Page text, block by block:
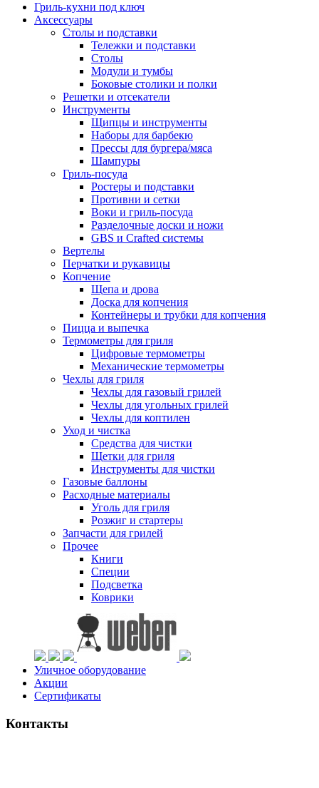
Гриль-кухни под ключ
Аксессуары
Столы и подставки
Тележки и подставки
Столы
Модули и тумбы
Боковые столики и полки
Решетки и отсекатели
Инструменты
Щипцы и инструменты
Наборы для барбекю
Прессы для бургера/мяса
Шампуры
Гриль-посуда
Ростеры и подставки
Противни и сетки
Воки и гриль-посуда
Разделочные доски и ножи
GBS и Crafted системы
Вертелы
Перчатки и рукавицы
Копчение
Щепа и дрова
Доска для копчения
Контейнеры и трубки для копчения
Пицца и выпечка
Термометры для гриля
Цифровые термометры
Механические термометры
Чехлы для гриля
Чехлы для газовый грилей
Чехлы для угольных грилей
Чехлы для коптилен
Уход и чистка
Средства для чистки
Щетки для гриля
Инструменты для чистки
Газовые баллоны
Расходные материалы
Уголь для гриля
Розжиг и стартеры
Запчасти для грилей
Прочее
Книги
Специи
Подсветка
Коврики
Уличное оборудование
Акции
Сертификаты
Контакты